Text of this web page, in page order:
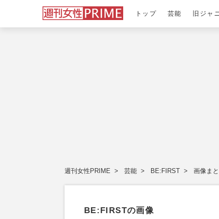
トップ 芸能 旧ジャ
週刊女性PRIME 芸能 BE:FIRST 画像ま
BE:FIRSTの画像